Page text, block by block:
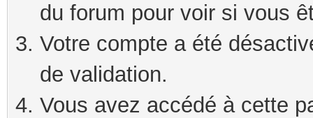
du forum pour voir si vous
Votre compte a été
de validation.
Vous avez accédé à cette